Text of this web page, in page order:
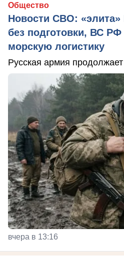
Общество
Новости СВО:
без подготовки, ВС
морскую логистику
Русская армия
вчера в 13:16